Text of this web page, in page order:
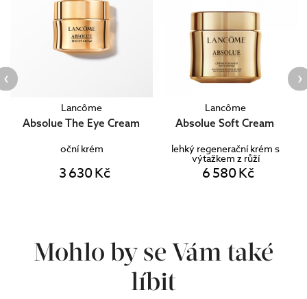
Lancôme
Absolue The Eye Cream
oční krém
3 630 Kč
Lancôme
Absolue Soft Cream
lehký regenerační krém s
výtažkem z růží
6 580 Kč
Mohlo by se Vám také
líbit